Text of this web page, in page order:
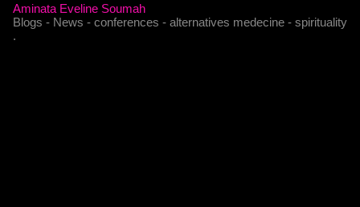
Aminata Eveline Soumah
Blogs - News - conferences - alternatives medecine - spirituality
.